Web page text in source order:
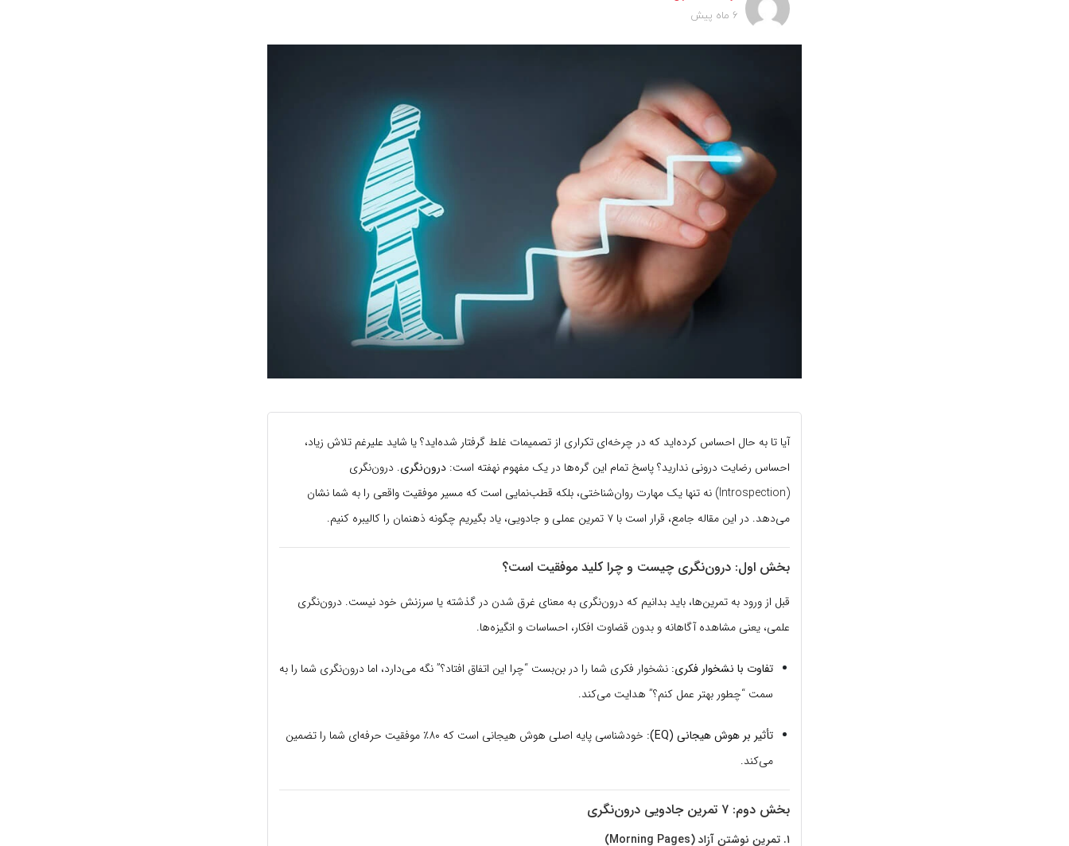
6 ماه پیش
آیا تا به حال احساس کرده‌اید که در چرخه‌ای تکراری از تصمیمات غلط گرفتار شده‌اید؟ یا شاید علیرغم تلاش زیاد،
احساس رضایت درونی ندارید؟ پاسخ تمام این گره‌ها در یک مفهوم نهفته است: درون‌نگری. درون‌نگری
(Introspection) نه تنها یک مهارت روان‌شناختی، بلکه قطب‌نمایی است که مسیر موفقیت واقعی را به شما نشان
می‌دهد. در این مقاله جامع، قرار است با ۷ تمرین عملی و جادویی، یاد بگیریم چگونه ذهنمان را کالیبره کنیم.
بخش اول: درون‌نگری چیست و چرا کلید موفقیت است؟
قبل از ورود به تمرین‌ها، باید بدانیم که درون‌نگری به معنای غرق شدن در گذشته یا سرزنش خود نیست. درون‌نگری
علمی، یعنی مشاهده آگاهانه و بدون قضاوت افکار، احساسات و انگیزه‌ها.
تفاوت با نشخوار فکری: نشخوار فکری شما را در بن‌بست “چرا این اتفاق افتاد؟” نگه می‌دارد، اما درون‌نگری شما را به
سمت “چطور بهتر عمل کنم؟” هدایت می‌کند.
تأثیر بر هوش هیجانی (EQ):
خودشناسی پایه اصلی هوش هیجانی است که ۸۰٪ موفقیت حرفه‌ای شما را تضمین
می‌کند.
بخش دوم: ۷ تمرین جادویی درون‌نگری
۱. تمرین نوشتن آزاد (Morning Pages)